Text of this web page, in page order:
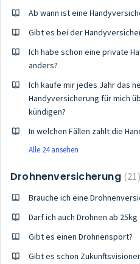
Ab wann ist eine
Gibt es bei der
Ich habe schon eine private
anders?
Ich kaufe mir jedes Jahr das
Handyversicherung für mich
kündigen?
In welchen Fällen zahlt die
Alle 24 ansehen
Drohnenversicherung 21
Brauche ich eine
Darf ich auch Drohnen ab
Gibt es einen Drohnensport?
Gibt es schon